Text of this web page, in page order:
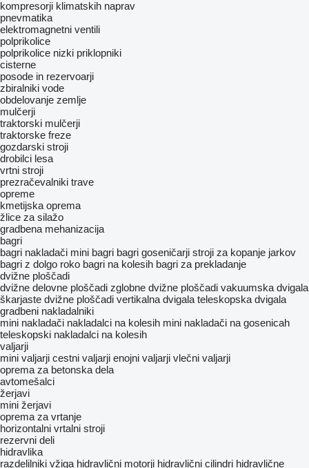
kompresorji klimatskih naprav
pnevmatika
elektromagnetni ventili
polprikolice
polprikolice nizki priklopniki
cisterne
posode in rezervoarji
zbiralniki vode
obdelovanje zemlje
mulčerji
traktorski mulčerji
traktorske freze
gozdarski stroji
drobilci lesa
vrtni stroji
prezračevalniki trave
opreme
kmetijska oprema
žlice za silažo
gradbena mehanizacija
bagri
bagri nakladači mini bagri bagri goseničarji stroji za kopanje jarkov
bagri z dolgo roko bagri na kolesih bagri za prekladanje
dvižne ploščadi
dvižne delovne ploščadi zglobne dvižne ploščadi vakuumska dvigala
škarjaste dvižne ploščadi vertikalna dvigala teleskopska dvigala
gradbeni nakladalniki
mini nakladači nakladalci na kolesih mini nakladači na gosenicah
teleskopski nakladalci na kolesih
valjarji
mini valjarji cestni valjarji enojni valjarji vlečni valjarji
oprema za betonska dela
avtomešalci
žerjavi
mini žerjavi
oprema za vrtanje
horizontalni vrtalni stroji
rezervni deli
hidravlika
razdelilniki vžiga hidravlični motorji hidravlični cilindri hidravlične